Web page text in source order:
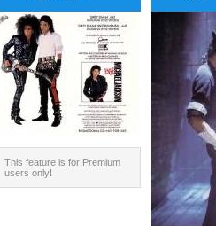
This feature is for Premium
users only!